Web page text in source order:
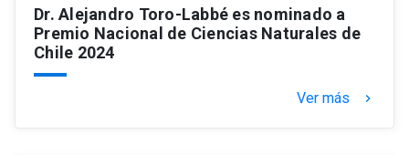
Dr. Alejandro Toro-Labbé es nominado a
Premio Nacional de Ciencias Naturales de
Chile 2024
Ver más keyboard_arrow_right